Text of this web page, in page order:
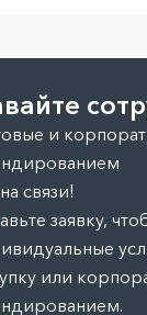
и
связи!
заявку,
или